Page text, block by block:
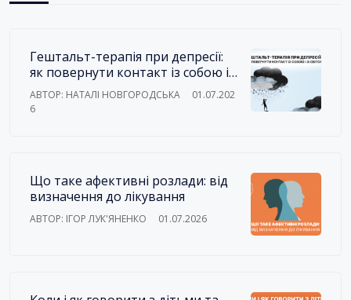
Гештальт-терапія при депресії:
як повернути контакт із собою і
зі світом
АВТОР: НАТАЛІ НОВГОРОДСЬКА
01.07.202
6
Що таке афективні розлади: від
визначення до лікування
АВТОР: ІГОР ЛУК'ЯНЕНКО 01.07.2026